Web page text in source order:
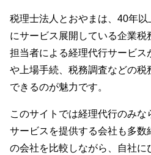
税理士法人とおやまは、40年
にサービス展開している企業税
担当者による経理代行サービス
や上場手続、税務調査などの税
できるのが魅力です。
このサイトでは経理代行のみな
サービスを提供する会社も多
の会社を比較しながら、自社に